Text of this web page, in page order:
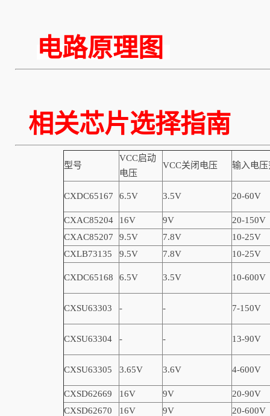
电路原理图
相关芯片选择指南
型号
VCC启动
电压
VCC关闭电压 输入电压
CXDC65167 6.5V 3.5V 20-60V
CXAC85204 16V 9V
20-150V
CXAC85207
9.5V 7.8V
10-25V
CXLB73135
9.5V 7.8V 10-25V
CXDC65168 6.5V 3.5V 10-600V
CXSU63303 - - 7-150V
CXSU63304 - - 13-90V
CXSU63305 3.65V 3.6V 4-600V
CXSD62669 16V 9V
20-90V
CXSD62670
16V 9V 20-600V